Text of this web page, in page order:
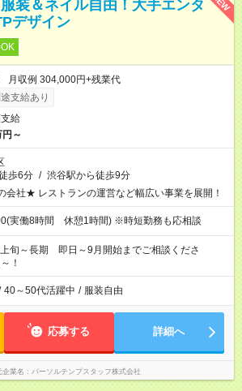
装＆ネイル自由！大手エンタ
デザイン
月収例 304,000円+残業代
支給あり
給
～
歩6分 / 渋谷駅から徒歩9分
会社★ レストランの運営など幅広い事業を展開！
実働8時間 休憩1時間) ※時短勤務も応相談
旬～長期 即日～9月開始までご相談くださ
！
40～50代活躍中 / 服装自由
応募する 詳細へ
企業名 パーソルテンプスタッフ株式会社